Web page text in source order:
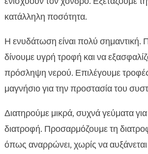
κατάλληλη ποσότητα.
Η ενυδάτωση είναι πολύ σημαντική.
δίνουμε υγρή τροφή και να
πρόσληψη νερού. Επιλέγουμε
μαγνήσιο για την προστασία του
Διατηρούμε μικρά, συχνά γεύματα
διατροφή. Προσαρμόζουμε τη
όπως αναρρώνει, χωρίς να